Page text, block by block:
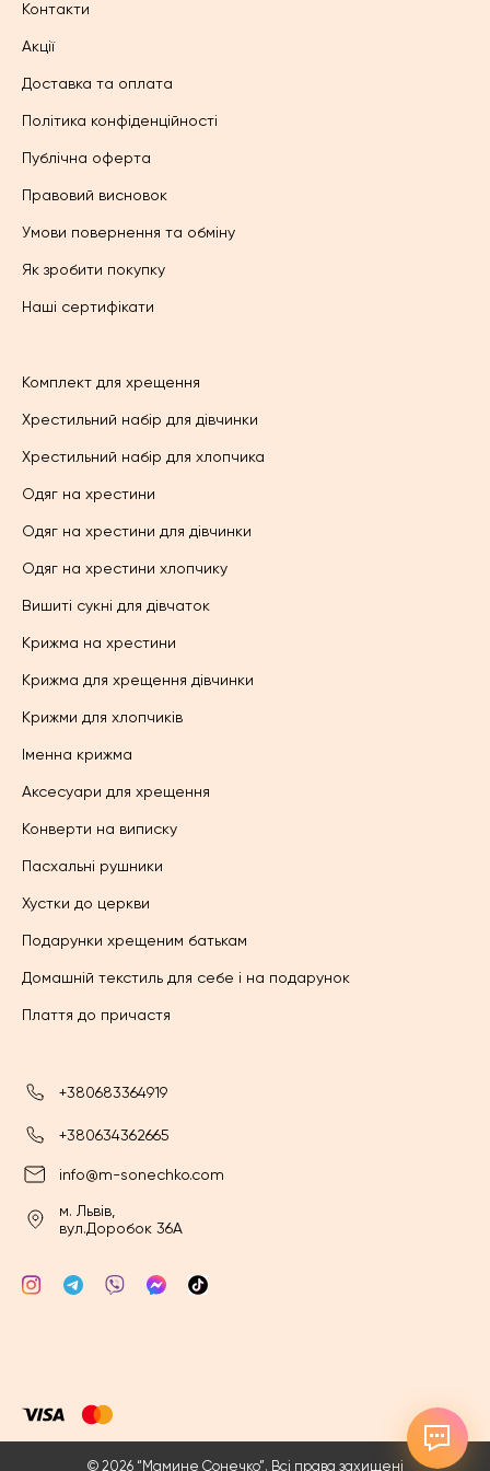
Контакти
Акції
Доставка та оплата
Політика конфіденційності
Публічна оферта
Правовий висновок
Умови повернення та обміну
Як зробити покупку
Наші сертифікати
Комплект для хрещення
Хрестильний набір для дівчинки
Хрестильний набір для хлопчика
Одяг на хрестини
Одяг на хрестини для дівчинки
Одяг на хрестини хлопчику
Вишиті сукні для дівчаток
Крижма на хрестини
Крижма для хрещення дівчинки
Крижми для хлопчиків
Іменна крижма
Аксесуари для хрещення
Конверти на виписку
Пасхальні рушники
Хустки до церкви
Подарунки хрещеним батькам
Домашній текстиль для себе і на подарунок
Плаття до причастя
+380683364919
+380634362665
info@m-sonechko.com
м. Львів,
вул.Доробок 36А
© 2026 “Мамине Сонечко”. Всі права захищені